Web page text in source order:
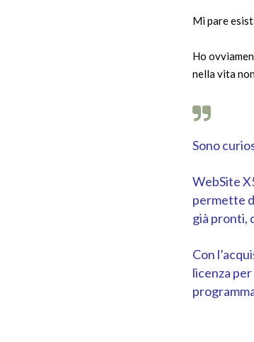
Mi pare
Ho
nella vita
Sono
WebSite
permette
già pronti,
Con
licenza